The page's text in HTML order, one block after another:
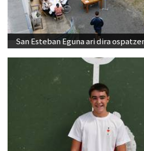
San Esteban Eguna ari dira